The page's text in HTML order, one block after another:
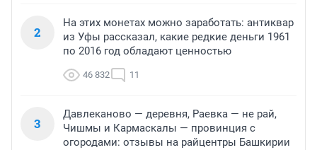
2
На этих монетах можно заработать: антиквар
из Уфы рассказал, какие редкие деньги 1961
по 2016 год обладают ценностью
46 832 11
3
Давлеканово — деревня, Раевка — не рай,
Чишмы и Кармаскалы — провинция с
огородами: отзывы на райцентры Башкирии